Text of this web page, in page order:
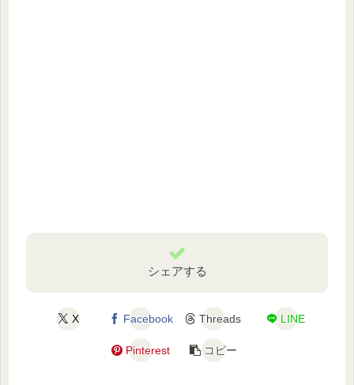
シェアする
X Facebook Threads LINE
Pinterest コピー